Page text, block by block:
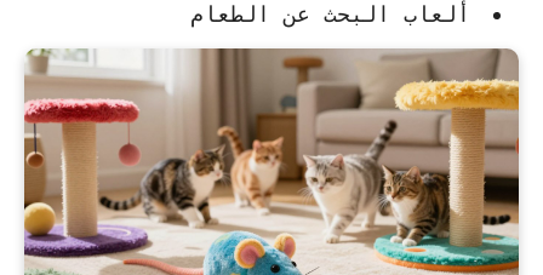
ألعاب البحث عن الطعام